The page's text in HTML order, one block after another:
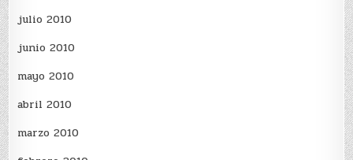
julio 2010
junio 2010
mayo 2010
abril 2010
marzo 2010